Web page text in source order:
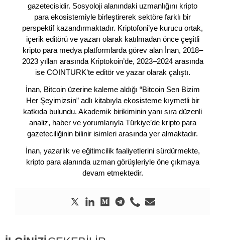
gazetecisidir. Sosyoloji alanındaki uzmanlığını kripto
para ekosistemiyle birleştirerek sektöre farklı bir
perspektif kazandırmaktadır. Kriptofoni’ye kurucu ortak,
içerik editörü ve yazarı olarak katılmadan önce çeşitli
kripto para medya platformlarda görev alan İnan, 2018–
2023 yılları arasında Kriptokoin’de, 2023–2024 arasında
ise COINTURK’te editör ve yazar olarak çalıştı.
İnan, Bitcoin üzerine kaleme aldığı “Bitcoin Sen Bizim
Her Şeyimizsin” adlı kitabıyla ekosisteme kıymetli bir
katkıda bulundu. Akademik birikiminin yanı sıra düzenli
analiz, haber ve yorumlarıyla Türkiye’de kripto para
gazeteciliğinin bilinir isimleri arasında yer almaktadır.
İnan, yazarlık ve eğitimcilik faaliyetlerini sürdürmekte,
kripto para alanında uzman görüşleriyle öne çıkmaya
devam etmektedir.